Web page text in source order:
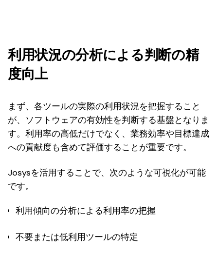
利用状況の分析による判断の精
度向上
まず、各ツールの実際の利用状況を把握すること
が、ソフトウェアの有効性を判断する基盤となりま
す。利用率の高低だけでなく、業務効率や目標達成
への貢献度も含めて評価することが重要です。
Josysを活用することで、次のような可視化が可能
です。
利用傾向の分析による利用率の把握
不要または低利用ツールの特定